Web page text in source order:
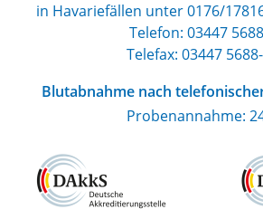
in Havariefällen unter 0176/
Telefon: 03447
Telefax: 03447
Blutabnahme nach
Probenannahme: